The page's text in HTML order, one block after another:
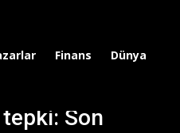
Finans Dünya
tepki: Son